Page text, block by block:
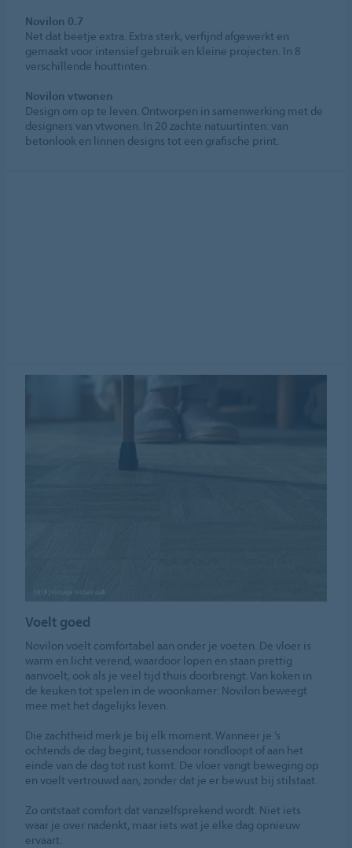
Novilon 0.7
Net dat beetje extra. Extra sterk, verfijnd afgewerkt en
gemaakt voor intensief gebruik en kleine projecten. In 8
verschillende houttinten.
Novilon vtwonen
Design om op te leven. Ontworpen in samenwerking met de
designers van vtwonen. In 20 zachte natuurtinten: van
betonlook en linnen designs tot een grafische print.
Voelt goed
Novilon voelt comfortabel aan onder je voeten. De vloer is
warm en licht verend, waardoor lopen en staan prettig
aanvoelt, ook als je veel tijd thuis doorbrengt. Van koken in
de keuken tot spelen in de woonkamer: Novilon beweegt
mee met het dagelijks leven.
Die zachtheid merk je bij elk moment. Wanneer je ’s
ochtends de dag begint, tussendoor rondloopt of aan het
einde van de dag tot rust komt. De vloer vangt beweging op
en voelt vertrouwd aan, zonder dat je er bewust bij stilstaat.
Zo ontstaat comfort dat vanzelfsprekend wordt. Niet iets
waar je over nadenkt, maar iets wat je elke dag opnieuw
ervaart.